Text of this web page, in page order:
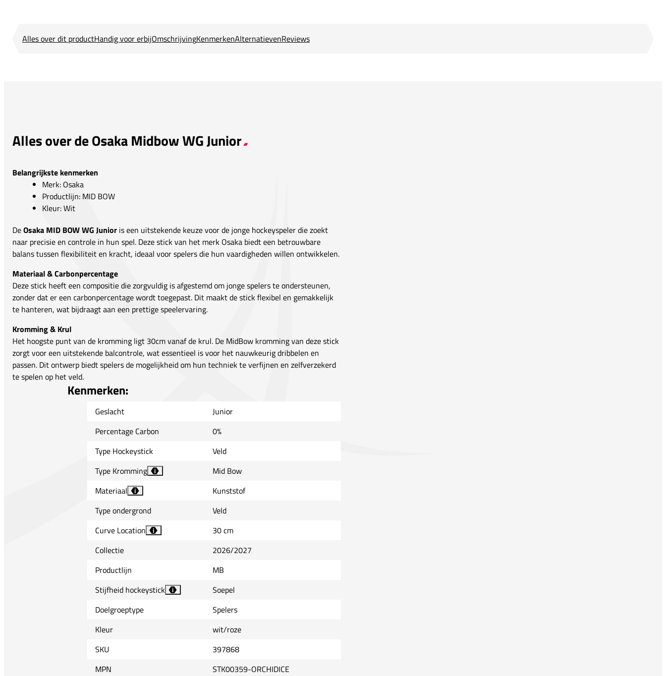
Alles over dit productHandig voor erbijOmschrijvingKenmerkenAlternatievenReviews
Alles over de Osaka Midbow WG Junior
Belangrijkste kenmerken
Merk: Osaka
Productlijn: MID BOW
Kleur: Wit
DeOsaka MID BOW WG Junior is een uitstekende keuze voor de jonge hockeyspeler die zoekt
naar precisie en controle in hun spel. Deze stick van het merk Osaka biedt een betrouwbare
balans tussen flexibiliteit en kracht, ideaal voor spelers die hun vaardigheden willen ontwikkelen.
Materiaal & Carbonpercentage
Deze stick heeft een compositie die zorgvuldig is afgestemd om jonge spelers te ondersteunen,
zonder dat er een carbonpercentage wordt toegepast. Dit maakt de stick flexibel en gemakkelijk
te hanteren, wat bijdraagt aan een prettige speelervaring.
Kromming & Krul
Het hoogste punt van de kromming ligt 30cm vanaf de krul. De MidBow kromming van deze stick
zorgt voor een uitstekende balcontrole, wat essentieel is voor het nauwkeurig dribbelen en
passen. Dit ontwerp biedt spelers de mogelijkheid om hun techniek te verfijnen en zelfverzekerd
te spelen op het veld.
Kenmerken:
Geslacht
Junior
Percentage Carbon
0%
Type Hockeystick
Veld
Type Kromming
i
Mid Bow
Materiaal
i
Kunststof
Type ondergrond
Veld
Curve Location
i
30 cm
Collectie
2026/2027
Productlijn
MB
Stijfheid hockeystick
i
Soepel
Doelgroeptype
Spelers
Kleur
wit/roze
SKU
397868
MPN
STK00359-ORCHIDICE